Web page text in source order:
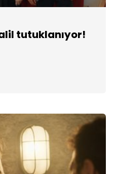
tutuklanıyor!